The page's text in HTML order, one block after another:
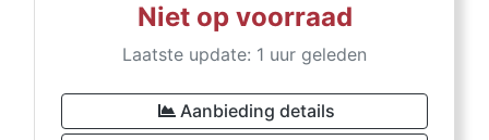
Niet op voorraad
Laatste update: 1 uur geleden
Aanbieding details